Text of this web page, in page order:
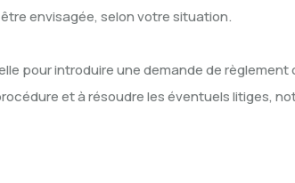
envisagée, selon votre situation.
pour introduire une demande de
et à résoudre les éventuels litiges,